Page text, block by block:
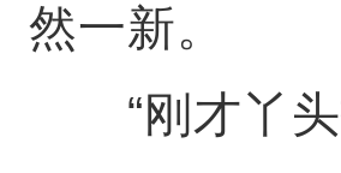
然一新。
“刚才丫头